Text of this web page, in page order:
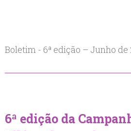
Boletim - 6ª edição – Junho de
6ª edição da